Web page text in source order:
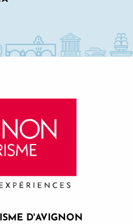
D'AVIGNON